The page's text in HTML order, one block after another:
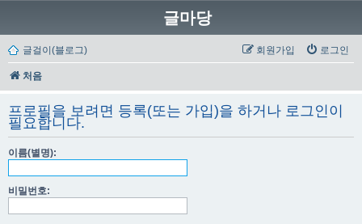
글마당
글걸이(블로그) 로그인
회원가입
처음
프로필을 보려면 등록(또는 가입)을 하거나 로그인이
필요합니다.
이름(별명):
비밀번호: